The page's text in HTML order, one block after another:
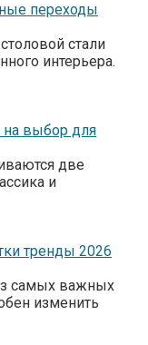
переходы
стали
интерьера.
на выбор для
две
и
тренды 2026
самых важных
изменить